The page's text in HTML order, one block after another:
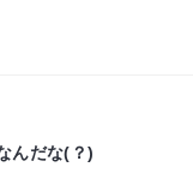
んだな(？)